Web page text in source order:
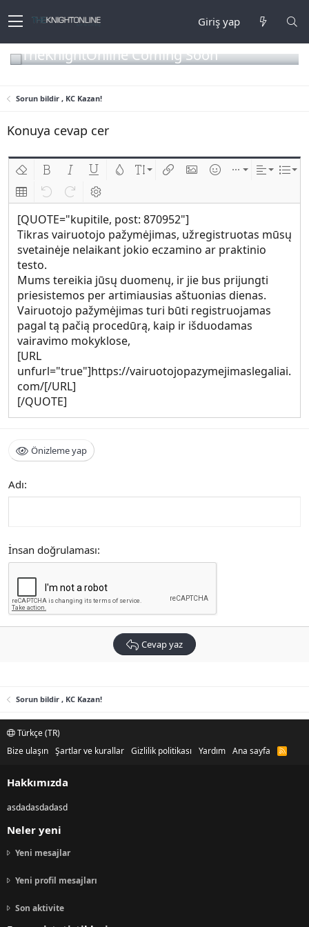
Giriş yap
TheKnightOnline Coming Soon
Sorun bildir , KC Kazan!
Konuya cevap cer
Biçimlendirmeyi kaldır
Kalın Yatık Altını çiz
[QUOTE="kupitile, post: 870952"]
Tikras vairuotojo pažymėjimas, užregistruotas mūsų
svetainėje nelaikant jokio eczamino ar praktinio
testo.
Mums tereikia jūsų duomenų, ir jie bus prijungti
priesistemos per artimiausias aštuonias dienas.
Vairuotojo pažymėjimas turi būti registruojamas
pagal tą pačią procedūrą, kaip ir išduodamas
vairavimo mokyklose,
[URL
unfurl="true"]https://vairuotojopazymejimaslegaliai.
com/[/URL]
[/QUOTE]
Önizleme yap
Adı
İnsan doğrulaması
Cevap yaz
Sorun bildir , KC Kazan!
Türkçe (TR)
Bize ulaşın Şartlar ve kurallar Gizlilik politikası Yardım Ana sayfa
R
Hakkımızda
asdadasdadasd
Neler yeni
Yeni mesajlar
Yeni profil mesajları
Son aktivite